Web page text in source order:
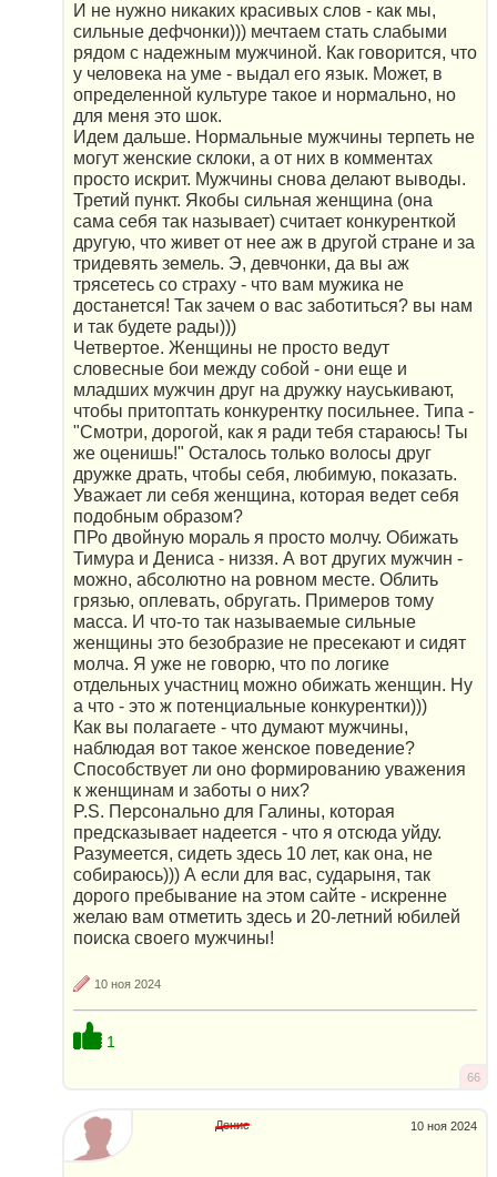
И не нужно никаких красивых слов - как мы,
сильные дефчонки))) мечтаем стать слабыми
рядом с надежным мужчиной. Как говорится, что
у человека на уме - выдал его язык. Может, в
определенной культуре такое и нормально, но
для меня это шок.
Идем дальше. Нормальные мужчины терпеть не
могут женские склоки, а от них в комментах
просто искрит. Мужчины снова делают выводы.
Третий пункт. Якобы сильная женщина (она
сама себя так называет) считает конкуренткой
другую, что живет от нее аж в другой стране и за
тридевять земель. Э, девчонки, да вы аж
трясетесь со страху - что вам мужика не
достанется! Так зачем о вас заботиться? вы нам
и так будете рады)))
Четвертое. Женщины не просто ведут
словесные бои между собой - они еще и
младших мужчин друг на дружку науськивают,
чтобы притоптать конкурентку посильнее. Типа -
"Смотри, дорогой, как я ради тебя стараюсь! Ты
же оценишь!" Осталось только волосы друг
дружке драть, чтобы себя, любимую, показать.
Уважает ли себя женщина, которая ведет себя
подобным образом?
ПРо двойную мораль я просто молчу. Обижать
Тимура и Дениса - низзя. А вот других мужчин -
можно, абсолютно на ровном месте. Облить
грязью, оплевать, обругать. Примеров тому
масса. И что-то так называемые сильные
женщины это безобразие не пресекают и сидят
молча. Я уже не говорю, что по логике
отдельных участниц можно обижать женщин. Ну
а что - это ж потенциальные конкурентки)))
Как вы полагаете - что думают мужчины,
наблюдая вот такое женское поведение?
Способствует ли оно формированию уважения
к женщинам и заботы о них?
P.S. Персонально для Галины, которая
предсказывает надеется - что я отсюда уйду.
Разумеется, сидеть здесь 10 лет, как она, не
собираюсь))) А если для вас, сударыня, так
дорого пребывание на этом сайте - искренне
желаю вам отметить здесь и 20-летний юбилей
поиска своего мужчины!
10 ноя 2024
1
66
10 ноя 2024
Денис